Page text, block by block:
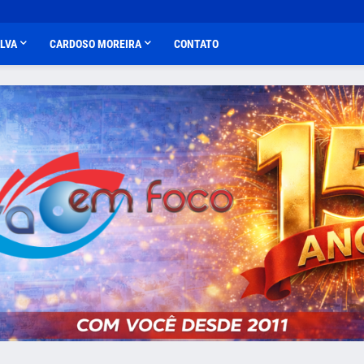
CARDOSO MOREIRA CONTATO